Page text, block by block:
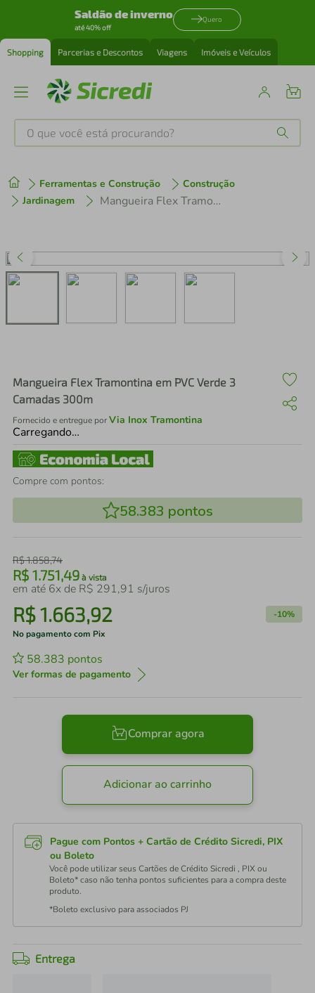
Saldão de inverno
até 40% off
Quero
Shopping Parcerias e Descontos Viagens Imóveis e Veículos
O que você está procurando?
Ferramentas e Construção
Construção
Jardinagem
Mangueira Flex Tramontina em PVC Verde 3 Camadas 300m
Mangueira Flex Tramontina em PVC Verde 3
Camadas 300m
Fornecido e entregue porVia Inox Tramontina
Carregando…
Compre com pontos:
58.383 pontos
R$1.858,74
R$ 1.751,49 à vista
em até 6x de R$ 291,91 s/juros
R$1.663,92 -10%
No pagamento com Pix
58.383 pontos
Ver formas de pagamento
Comprar agora
Adicionar ao carrinho
Pague com Pontos + Cartão de Crédito Sicredi, PIX
ou Boleto
Você pode utilizar seus Cartões de Crédito Sicredi , PIX ou
Boleto* caso não tenha pontos suficientes para a compra deste
produto.
*Boleto exclusivo para associados PJ
Entrega
1º tenis
3º perfume